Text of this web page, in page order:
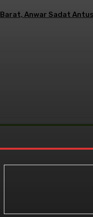
Anwar Sadat